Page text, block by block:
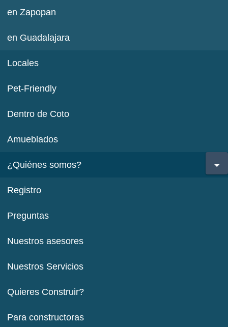
en Zapopan
en Guadalajara
Locales
Pet-Friendly
Dentro de Coto
Amueblados
¿Quiénes somos?
Registro
Preguntas
Nuestros asesores
Nuestros Servicios
Quieres Construir?
Para constructoras